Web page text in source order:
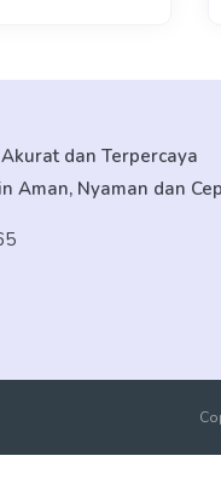
dan Terpercaya
Aman, Nyaman dan